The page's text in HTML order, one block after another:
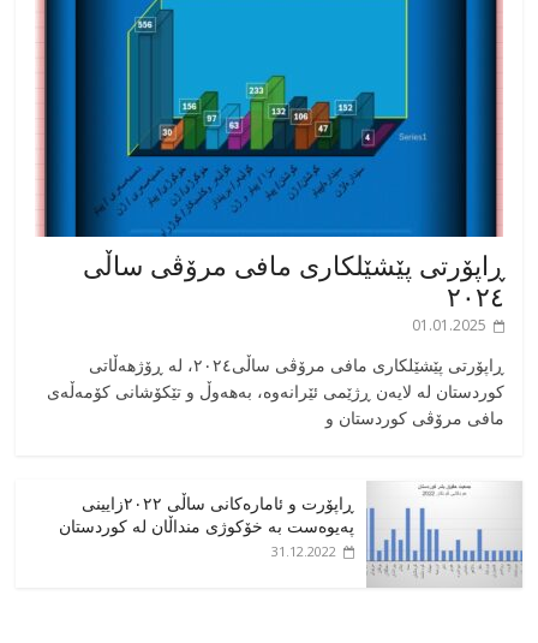
ڕاپۆرتی پێشێلکاری مافی مرۆڤی ساڵی
٢٠٢٤
01.01.2025
‎ڕاپۆرتی پێشێلکاری مافی مرۆڤی ساڵی٢٠٢٤، له ڕۆژهەڵاتی
کوردستان له لایەن ڕژێمی ئێرانەوە، بە‎هەوڵ و تێکۆشانی کۆمەڵەی
مافی مرۆڤی کوردستان و
ڕاپۆرت و ئامارەکانی ساڵی ٢٠٢٢زایینی
پەیوەست بە خۆکوژی منداڵان لە کوردستان
31.12.2022